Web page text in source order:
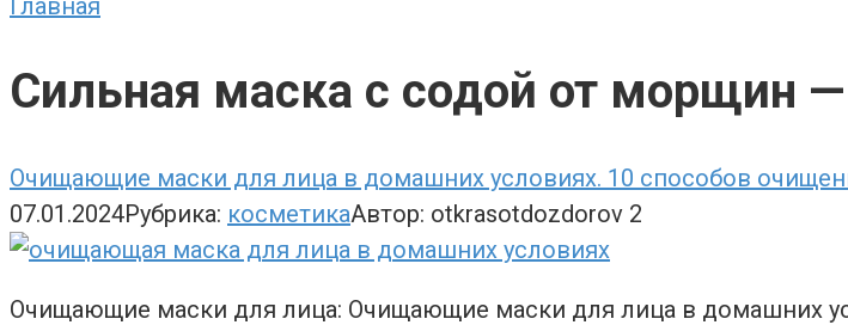
Главная
Сильная маска с содой от морщин
Очищающие маски для лица в домашних условиях. 10 способов
07.01.2024Рубрика: косметикаАвтор: otkrasotdozdorov 2
Очищающие маски для лица: Очищающие маски для лица в домашних